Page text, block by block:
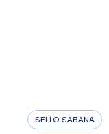
SELLO SABANA